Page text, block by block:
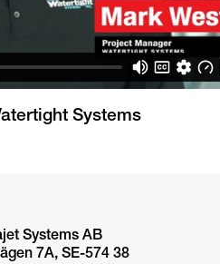
Systems
Systems AB
7A, SE-574 38